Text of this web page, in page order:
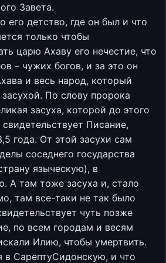
Завета.
его детство, где он был и что
только чтобы
царю Ахаву его нечестие, что
– чужих богов, и за это он
и весь народ, который
По слову пророка
засуха, которой до этого
Писание,
года. От этой засухи сам
соседнего государства
языческую), в
А там тоже засуха и, стало
там все-таки не так было
чуть позже
по всем городам и весям
Илию, чтобы умертвить.
в СарептуСидонскую, и что